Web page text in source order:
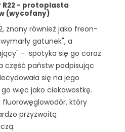
R22 - protoplasta
(wycofany)
znany również jako freon-
gatunek", a
- spotyka się go coraz
część państw podpisując
się na jego
więc jako ciekawostkę.
fluorowęglowodór, który
przyzwoitą